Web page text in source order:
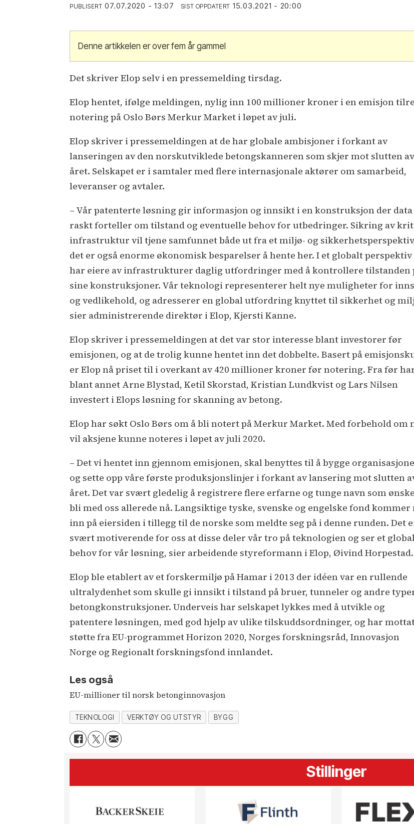
PUBLISERT 07.07.2020 - 13:07 SIST OPPDATERT 15.03.2021 - 20:00
Denne artikkelen er over fem år gammel
Det skriver Elop selv i en pressemelding tirsdag.
Elop hentet, ifølge meldingen, nylig inn 100 millioner kroner i en emisjon
notering på Oslo Børs Merkur Market i løpet av juli.
Elop skriver i pressemeldingen at de har globale ambisjoner i forkant av
lanseringen av den norskutviklede betongskanneren som skjer mot slutten av
året. Selskapet er i samtaler med flere internasjonale aktører om samarbeid,
leveranser og avtaler.
– Vår patenterte løsning gir informasjon og innsikt i en konstruksjon der data
raskt forteller om tilstand og eventuelle behov for utbedringer. Sikring av
infrastruktur vil tjene samfunnet både ut fra et miljø- og
det er også enorme økonomisk besparelser å hente her. I et globalt perspektiv
har eiere av infrastrukturer daglig utfordringer med å kontrollere tilstanden
sine konstruksjoner. Vår teknologi representerer helt nye muligheter for
og vedlikehold, og adresserer en global utfordring knyttet til sikkerhet og
sier administrerende direktør i Elop, Kjersti Kanne.
Elop skriver i pressemeldingen at det var stor interesse blant investorer før
emisjonen, og at de trolig kunne hentet inn det dobbelte. Basert på
er Elop nå priset til i overkant av 420 millioner kroner før notering. Fra før
blant annet Arne Blystad, Ketil Skorstad, Kristian Lundkvist og Lars Nilsen
investert i Elops løsning for skanning av betong.
Elop har søkt Oslo Børs om å bli notert på Merkur Market. Med forbehold
vil aksjene kunne noteres i løpet av juli 2020.
– Det vi hentet inn gjennom emisjonen, skal benyttes til å bygge
og sette opp våre første produksjonslinjer i forkant av lansering mot slutten
året. Det var svært gledelig å registrere flere erfarne og tunge navn som
bli med oss allerede nå. Langsiktige tyske, svenske og engelske fond kommer
inn på eiersiden i tillegg til de norske som meldte seg på i denne runden. Det
svært motiverende for oss at disse deler vår tro på teknologien og ser et
behov for vår løsning, sier arbeidende styreformann i Elop, Øivind Horpestad.
Elop ble etablert av et forskermiljø på Hamar i 2013 der idéen var en rullende
ultralydenhet som skulle gi innsikt i tilstand på bruer, tunneler og andre
betongkonstruksjoner. Underveis har selskapet lykkes med å utvikle og
patentere løsningen, med god hjelp av ulike tilskuddsordninger, og har
støtte fra EU-programmet Horizon 2020, Norges forskningsråd, Innovasjon
Norge og Regionalt forskningsfond innlandet.
Les også
EU-millioner til norsk betonginnovasjon
TEKNOLOGI VERKTØY OG UTSTYR BYGG
Stillinger